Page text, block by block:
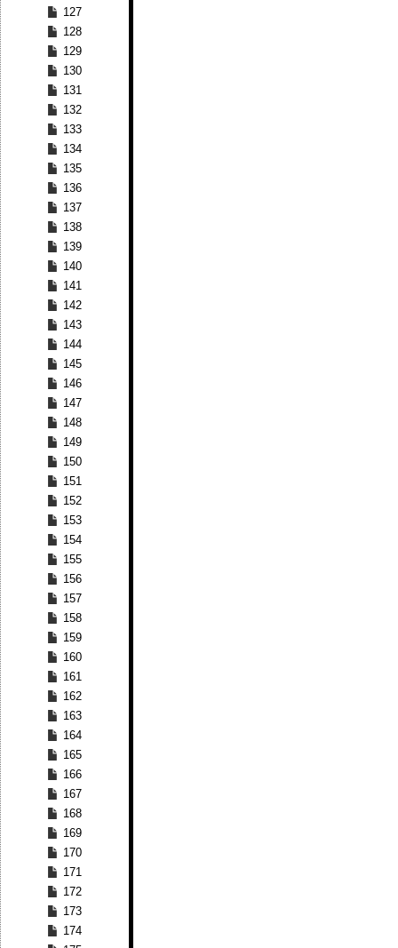
127
128
129
130
131
132
133
134
135
136
137
138
139
140
141
142
143
144
145
146
147
148
149
150
151
152
153
154
155
156
157
158
159
160
161
162
163
164
165
166
167
168
169
170
171
172
173
174